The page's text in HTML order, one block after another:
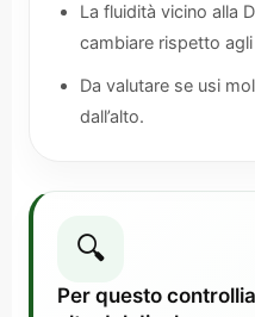
La fluidità vicino alla
cambiare rispetto
Da valutare se usi
dall’alto.
🔍
Per questo